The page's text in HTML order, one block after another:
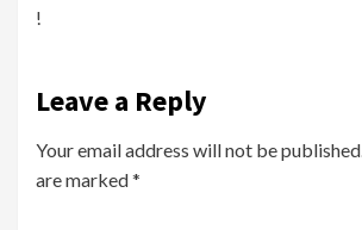
!
Leave a Reply
Your email address will not be published.
are marked*